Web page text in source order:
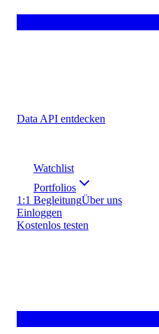
Data API entdecken
Watchlist
Portfolios
1:1 BegleitungÜber uns
Einloggen
Kostenlos testen